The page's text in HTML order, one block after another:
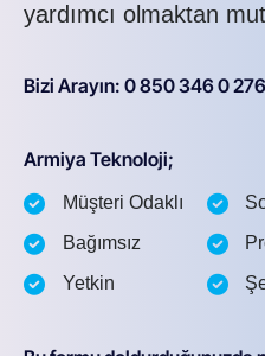
yardımcı olmaktan
Bizi Arayın: 0 850 346 0 276
Armiya Teknoloji;
Müşteri Odaklı
Bağımsız
Yetkin